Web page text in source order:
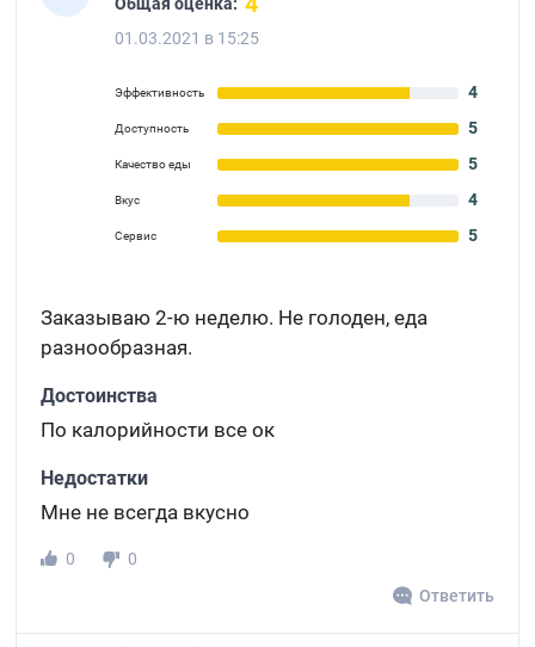
01.03.2021 в 15:25
Эффективность 4
Доступность 5
Качество еды 5
Вкус 4
Сервис 5
Заказываю 2-ю неделю. Не голоден, еда
разнообразная.
Достоинства
По калорийности все ок
Недостатки
Мне не всегда вкусно
0
0
Ответить